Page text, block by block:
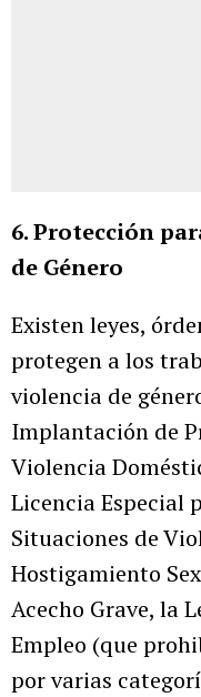
6. Protección
de Género
Existen leyes,
protegen a los
violencia de
Implantación de
Violencia
Licencia Especial
Situaciones de
Hostigamiento
Acecho Grave, la
Empleo (que
por varias